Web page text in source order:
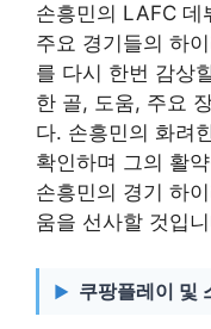
손흥민의 LAFC 데
주요 경기들의 하
를 다시 한번 감상
한 골, 도움, 주요
다. 손흥민의 화려
확인하며 그의 활
손흥민의 경기 하
움을 선사할 것입
쿠팡플레이 및